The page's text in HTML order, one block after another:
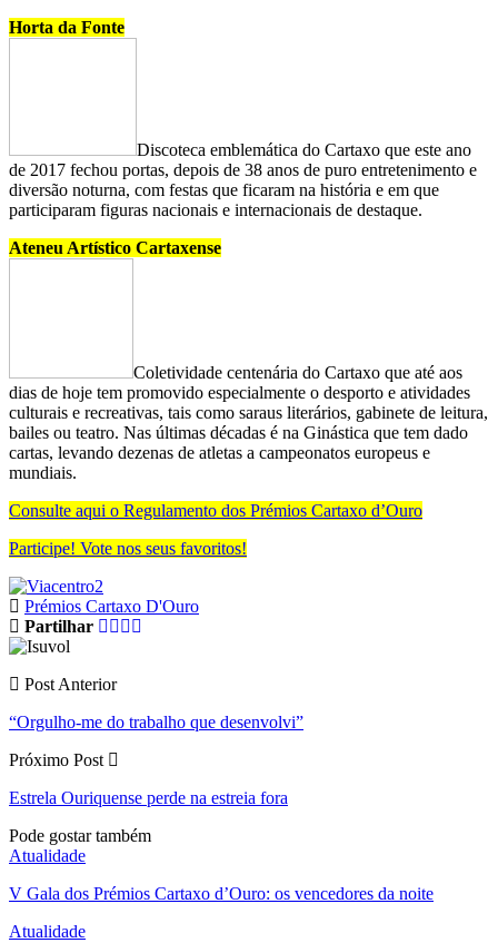
Horta da Fonte
Discoteca emblemática do Cartaxo que este ano
de 2017 fechou portas, depois de 38 anos de puro entretenimento e
diversão noturna, com festas que ficaram na história e em que
participaram figuras nacionais e internacionais de destaque.
Ateneu Artístico Cartaxense
Coletividade centenária do Cartaxo que até aos
dias de hoje tem promovido especialmente o desporto e atividades
culturais e recreativas, tais como saraus literários, gabinete de leitura,
bailes ou teatro. Nas últimas décadas é na Ginástica que tem dado
cartas, levando dezenas de atletas a campeonatos europeus e
mundiais.
Consulte aqui o Regulamento dos Prémios Cartaxo d’Ouro
Participe! Vote nos seus favoritos!
Prémios Cartaxo D'Ouro
Partilhar
Post Anterior
“Orgulho-me do trabalho que desenvolvi”
Próximo Post
Estrela Ouriquense perde na estreia fora
Pode gostar também
Atualidade
V Gala dos Prémios Cartaxo d’Ouro: os vencedores da noite
Atualidade